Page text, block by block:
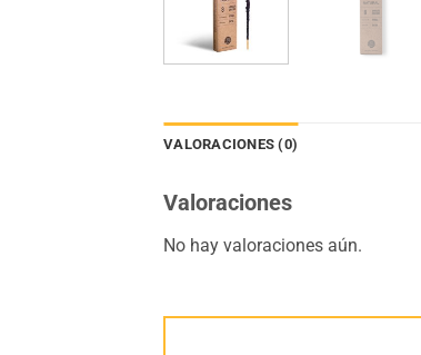
VALORACIONES (0)
Valoraciones
No hay valoraciones aún.